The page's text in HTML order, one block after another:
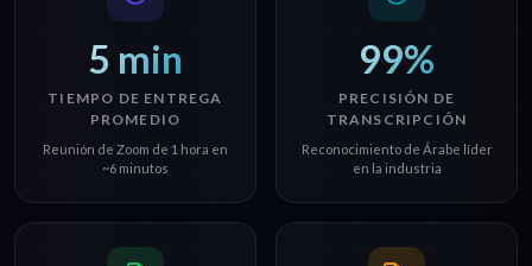
5 min
TIEMPO DE ENTREGA
PROMEDIO
Reunión de Zoom de 1 hora en
~6 minutos
99%
PRECISIÓN DE
TRANSCRIPCIÓN
Reconocimiento de Árabe líder
en la industria